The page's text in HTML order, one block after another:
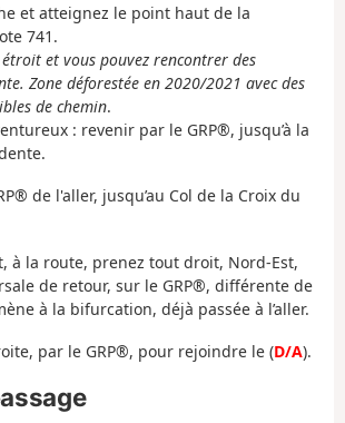
et atteignez le point haut de la
741.
étroit et vous pouvez rencontrer des
Zone déforestée en 2020/2021 avec des
de chemin.
: revenir par le GRP®, jusqu’à la
de l'aller, jusqu’au Col de la Croix du
à la route, prenez tout droit, Nord-Est,
de retour, sur le GRP®, différente de
à la bifurcation, déjà passée à l’aller.
par le GRP®, pour rejoindre le (D/A).